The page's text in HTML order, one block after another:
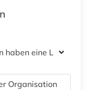
eine Lizenz
Organisation